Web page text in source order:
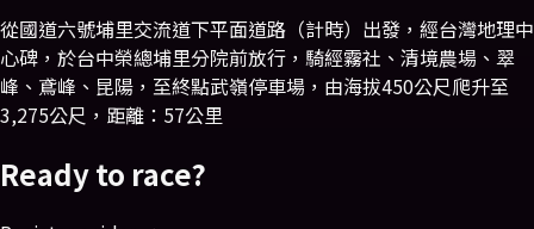
從國道六號埔里交流道下平面道路（計時）出發，經台灣地理中
心碑，於台中榮總埔里分院前放行，騎經霧社、清境農場、翠
峰、鳶峰、昆陽，至終點武嶺停車場，由海拔450公尺爬升至
3,275公尺，距離：57公里
Ready to race?